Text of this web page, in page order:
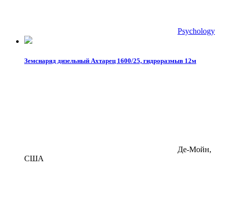
Psychology
Земснаряд дизельный Ахтарец 1600/25, гидроразмыв 12м
Де-Мойн,
США